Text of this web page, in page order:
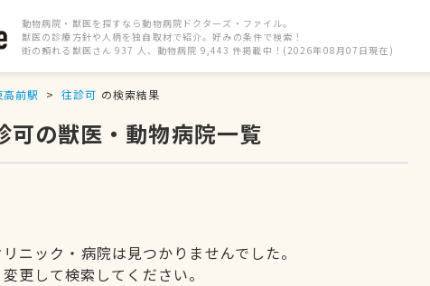
動物病院・獣医を探すなら動物病院ドクターズ・ファイル。
獣医の診療方針や人柄を独自取材で紹介。好みの条件で検索！
街の頼れる獣医さん 937 人、動物病院 9,443 件掲載中！(2026年08月07日現在)
前駅 往診可 の検索結果
の獣医・動物病院一覧
ニック・病院は見つかりませんでした。
更して検索してください。